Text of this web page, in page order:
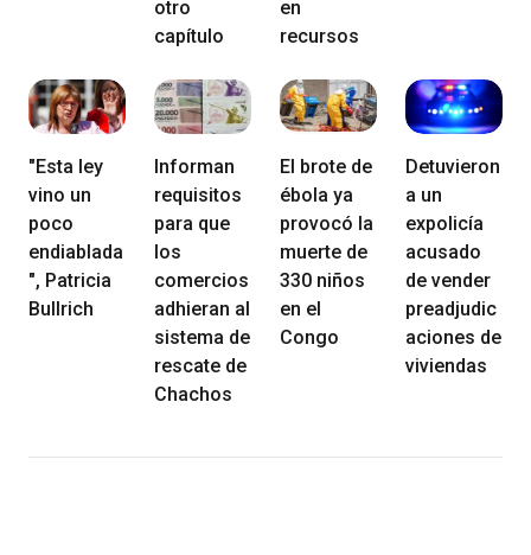
otro
capítulo
en
recursos
"Esta ley
vino un
poco
endiablada
", Patricia
Bullrich
Informan
requisitos
para que
los
comercios
adhieran al
sistema de
rescate de
Chachos
El brote de
ébola ya
provocó la
muerte de
330 niños
en el
Congo
Detuvieron
a un
expolicía
acusado
de vender
preadjudic
aciones de
viviendas